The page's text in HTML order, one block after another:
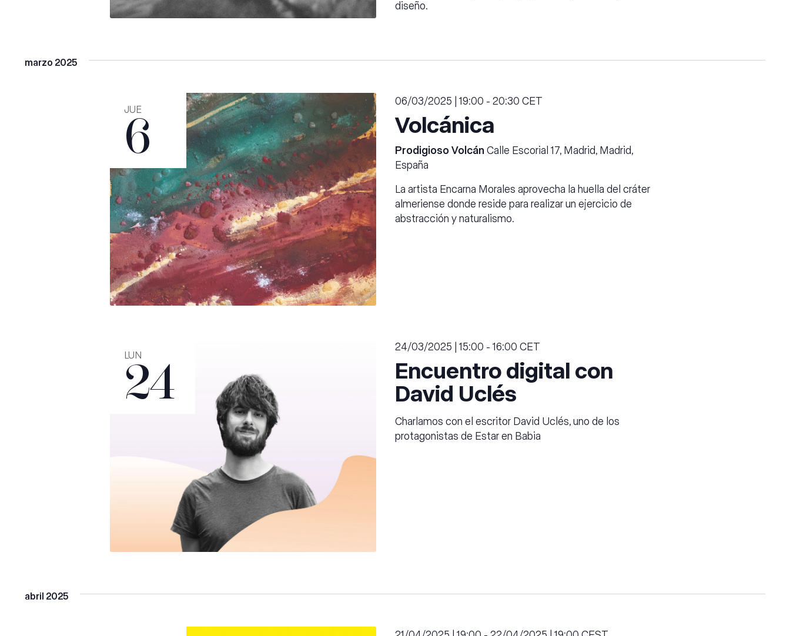
diseño.
marzo 2025
JUE
6 Volcánica
06/03/2025 | 19:00 - 20:30 CET
Prodigioso VolcánCalle Escorial 17, Madrid, Madrid,
España
La artista Encarna Morales aprovecha la huella del cráter
almeriense donde reside para realizar un ejercicio de
abstracción y naturalismo.
LUN
24
Encuentro digital con
David Uclés
24/03/2025 | 15:00 - 16:00 CET
Charlamos con el escritor David Uclés, uno de los
protagonistas de Estar en Babia
abril 2025